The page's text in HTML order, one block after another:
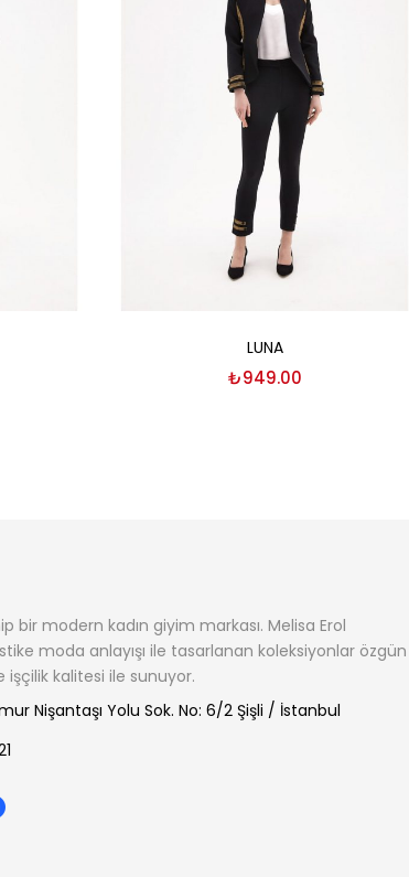
LUNA
₺949.00
bir modern kadın giyim markası. Melisa Erol
moda anlayışı ile tasarlanan koleksiyonlar özgün
işçilik kalitesi ile sunuyor.
Nişantaşı Yolu Sok. No: 6/2 Şişli / İstanbul